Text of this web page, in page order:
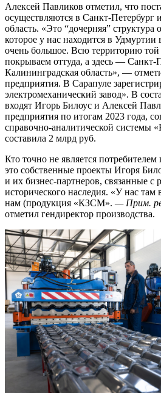
Алексей Павликов отметил, что
осуществляются в Санкт-Петербург
область. «Это “дочерняя” структура
которое у нас находится в
очень большое. Всю территорию
покрываем оттуда, а здесь — Санкт-
Калининградская область», —
предприятия. В Сарапуле
электромеханический завод». В
входят Игорь Билоус и Алексей
предприятия по итогам 2023 года,
справочно-аналитической системы
составила 2 млрд руб.
Кто точно не является
это собственные проекты Игоря
и их бизнес-партнеров, связанные с
исторического наследия. «У нас
нам (продукция «КЗСМ». — Прим.
отметил гендиректор производства.